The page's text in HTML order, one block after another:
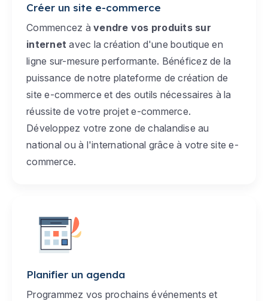
Créer un site e-commerce
Commencez à vendre vos produits sur
internet avec la création d'une boutique en
ligne sur-mesure performante. Bénéficez de la
puissance de notre plateforme de création de
site e-commerce et des outils nécessaires à la
réussite de votre projet e-commerce.
Développez votre zone de chalandise au
national ou à l'international grâce à votre site e-
commerce.
Planifier un agenda
Programmez vos prochains événements et